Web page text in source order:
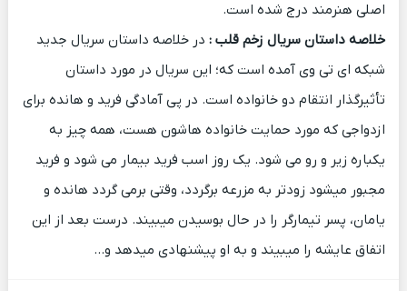
اصلی هنرمند درج شده است.
خلاصه داستان سریال زخم قلب :در خلاصه داستان سریال جدید
شبکه ای تی وی آمده است که؛ این سریال در مورد داستان
تأثیرگذار انتقام دو خانواده است. در پی آمادگی فرید و هانده برای
ازدواجی که مورد حمایت خانواده هاشون هست، همه چیز به
یکباره زیر و رو می شود. یک روز اسب فرید بیمار می شود و فرید
مجبور میشود زودتر به مزرعه برگردد، وقتی برمی گردد هانده و
یامان، پسر تیمارگر را در حال بوسیدن میبیند. درست بعد از این
اتفاق عایشه را میبیند و به او پیشنهادی میدهد و…